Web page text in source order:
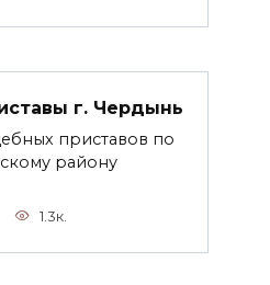
г. Чердынь
приставов по
району
1.3к.